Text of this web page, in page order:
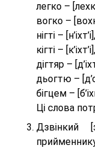
легко –
вогко –
нігті – [н’іхт’і],
кігті – [к’іхт’і],
дігтяр –
дьогтю –
бігцем –
Ці слова
Дзвінкий